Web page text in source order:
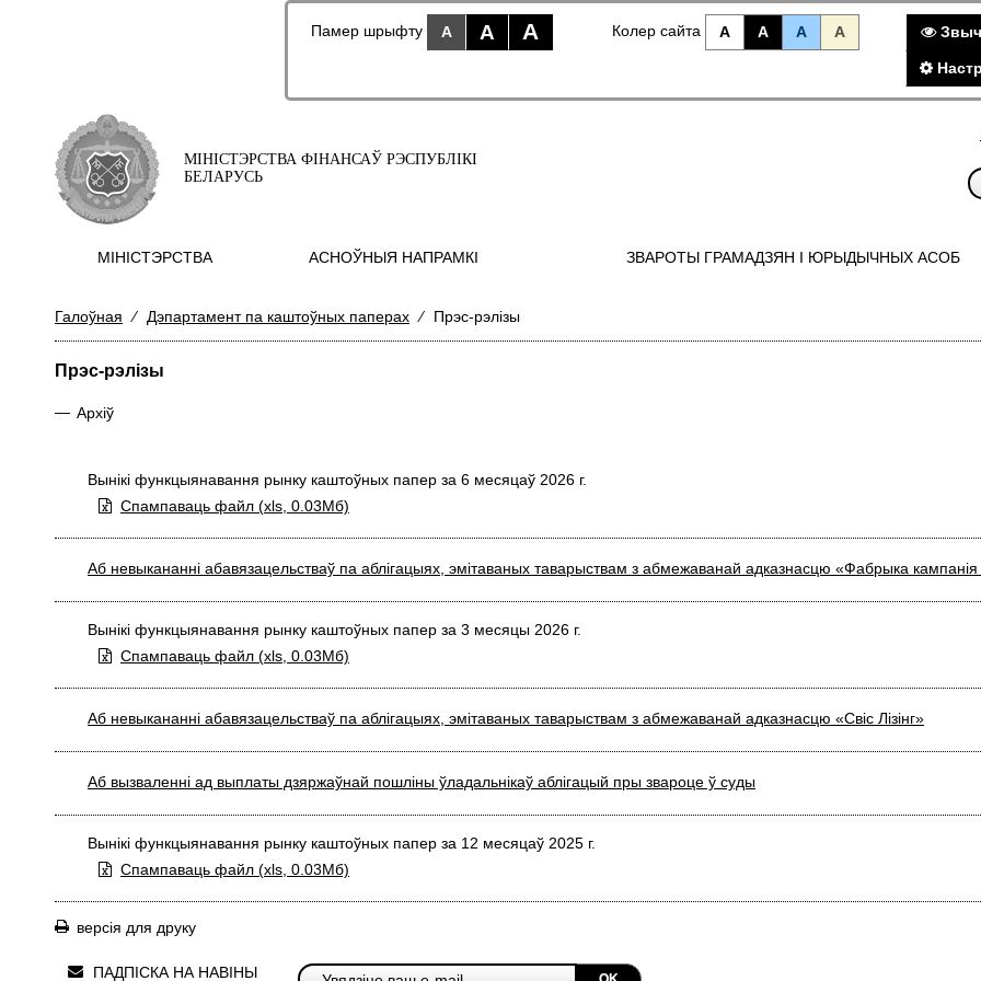
Памер шрыфту A A A Колер сайта A A A A
МІНІСТЭРСТВА ФІНАНСАЎ РЭСПУБЛІКІ
БЕЛАРУСЬ
МIНIСТЭРСТВА АСНОЎНЫЯ НАПРАМКI ЗВАРОТЫ ГРАМАДЗЯН I ЮРЫДЫЧНЫХ АСОБ
Галоўная ⁄ Дэпартамент па каштоўных паперах ⁄ Прэс-рэлізы
Прэс-рэлізы
— Архіў
Вынікі функцыянавання рынку каштоўных папер за 6 месяцаў 2026 г.
Спампаваць файл (xls, 0.03Мб)
Аб невыкананні абавязацельстваў па аблігацыях, эмітаваных таварыствам з абмежаванай адказнасцю «Фабрыка
Вынікі функцыянавання рынку каштоўных папер за 3 месяцы 2026 г.
Спампаваць файл (xls, 0.03Мб)
Аб невыкананні абавязацельстваў па аблігацыях, эмітаваных таварыствам з абмежаванай адказнасцю «Свiс Лiзiнг»
Аб вызваленні ад выплаты дзяржаўнай пошліны ўладальнікаў аблігацый пры звароце ў суды
Вынікі функцыянавання рынку каштоўных папер за 12 месяцаў 2025 г.
Спампаваць файл (xls, 0.03Мб)
версія для друку
ПАДПІСКА НА НАВІНЫ